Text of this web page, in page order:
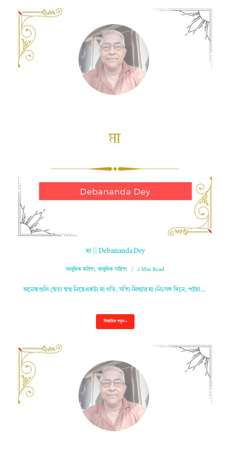
মা || Debananda Dey
আধুনিক কবিতা,আধুনিক সাহিত্য 1 Min Read
অনেকগুলি ছেড়া স্বপ্ন নিয়েএকটা মা গড়ি, সত‍্যি-মিথ‍্যার মা।নিঃসঙ্গ দিনে, প‍্যাঁচা…
বিস্তারিত পড়ুন »